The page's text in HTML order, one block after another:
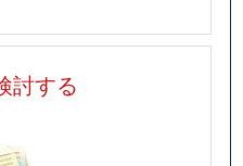
討する